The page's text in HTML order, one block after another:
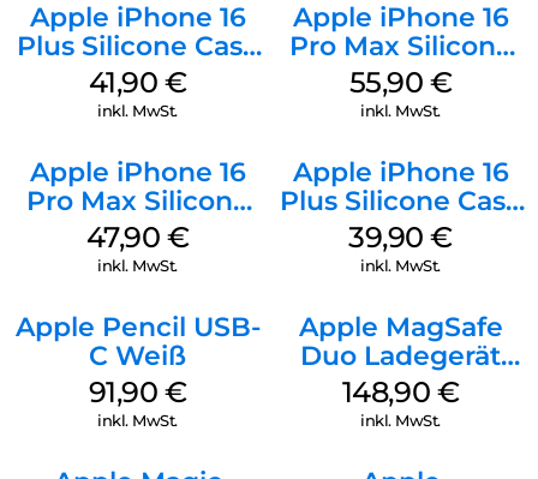
Apple iPhone 16
Plus Silicone Case
MagSafe Stone
Gray
41,90 €
inkl. MwSt.
Apple iPhone 16
Pro Max Silicone
Case MagSafe
Stone Gray
55,90 €
inkl. MwSt.
Apple iPhone 16
Pro Max Silicone
Case MagSafe
Black
47,90 €
inkl. MwSt.
Apple iPhone 16
Plus Silicone Case
MagSafe Plum
39,90€
inkl. MwSt.
Apple Pencil USB-
C Weiß
91,90 €
inkl. MwSt.
Apple MagSafe
Duo Ladegerät
Weiß
148,90 €
inkl. MwSt.